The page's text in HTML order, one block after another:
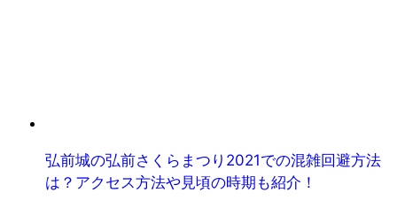
弘前城の弘前さくらまつり2021での混雑回避方法
は？アクセス方法や見頃の時期も紹介！